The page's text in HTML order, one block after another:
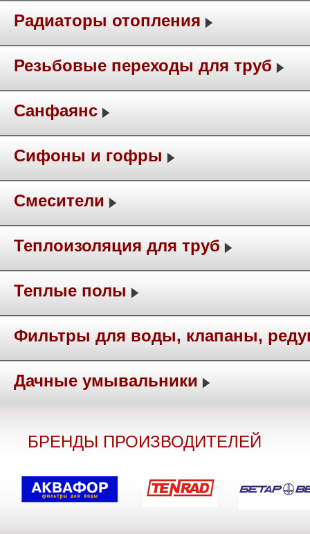
Радиаторы отопления
Резьбовые переходы для труб
Санфаянс
Сифоны и гофры
Смесители
Теплоизоляция для труб
Теплые полы
Фильтры для воды, клапаны,
Дачные умывальники
БРЕНДЫ ПРОИЗВОДИТЕЛЕЙ